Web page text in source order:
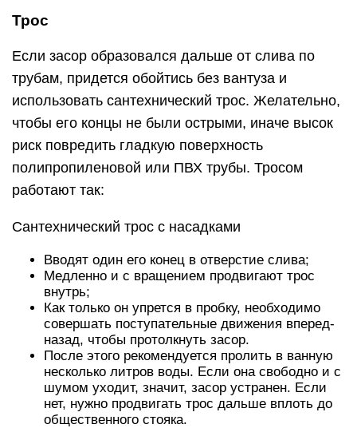
Трос
Если засор образовался дальше от слива по
трубам, придется обойтись без вантуза и
использовать сантехнический трос. Желательно,
чтобы его концы не были острыми, иначе высок
риск повредить гладкую поверхность
полипропиленовой или ПВХ трубы. Тросом
работают так:
Сантехнический трос с насадками
Вводят один его конец в отверстие слива;
Медленно и с вращением продвигают трос
внутрь;
Как только он упрется в пробку, необходимо
совершать поступательные движения вперед-
назад, чтобы протолкнуть засор.
После этого рекомендуется пролить в ванную
несколько литров воды. Если она свободно и с
шумом уходит, значит, засор устранен. Если
нет, нужно продвигать трос дальше вплоть до
общественного стояка.